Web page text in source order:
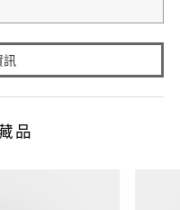
訊
品